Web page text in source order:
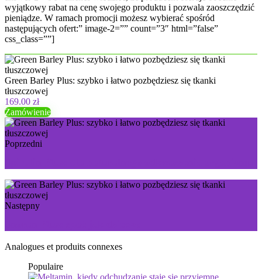
wyjątkowy rabat na cenę swojego produktu i pozwala zaoszczędzić
pieniądze. W ramach promocji możesz wybierać spośród
następujących ofert:” image-2=”” count=”3″ html=”false”
css_class=””]
Green Barley Plus: szybko i łatwo pozbędziesz się tkanki
tłuszczowej
169.00 zł
Zamówienie
Poprzedni
Następny
Analogues et produits connexes
Populaire